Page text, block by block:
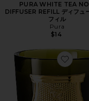
PURA WHITE TEA
DIFFUSER REFILL ディフュ
フィル
Pura
$14
Favorite